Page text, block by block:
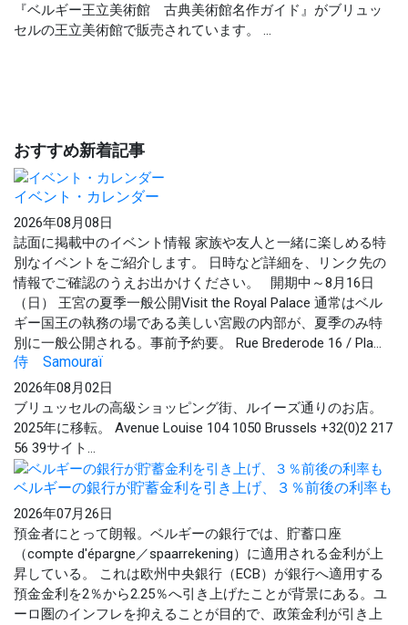
『ベルギー王立美術館 古典美術館名作ガイド』がブリュッ
セルの王立美術館で販売されています。 ...
おすすめ新着記事
イベント・カレンダー
2026年08月08日
誌面に掲載中のイベント情報 家族や友人と一緒に楽しめる特
別なイベントをご紹介します。 日時など詳細を、リンク先の
情報でご確認のうえお出かけください。 開期中～8月16日
（日） 王宮の夏季一般公開Visit the Royal Palace 通常はベル
ギー国王の執務の場である美しい宮殿の内部が、夏季のみ特
別に一般公開される。事前予約要。 Rue Brederode 16 / Pla...
侍 Samouraï
2026年08月02日
ブリュッセルの高級ショッピング街、ルイーズ通りのお店。
2025年に移転。 Avenue Louise 104 1050 Brussels +32(0)2 217
56 39サイト...
ベルギーの銀行が貯蓄金利を引き上げ、３％前後の利率も
2026年07月26日
預金者にとって朗報。ベルギーの銀行では、貯蓄口座
（compte d'épargne／spaarrekening）に適用される金利が上
昇している。 これは欧州中央銀行（ECB）が銀行へ適用する
預金金利を2％から2.25％へ引き上げたことが背景にある。ユ
ーロ圏のインフレを抑えることが目的で、政策金利が引き上